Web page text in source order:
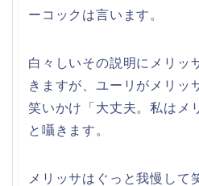
ーコックは言います。
白々しいその説明にメリッ
きますが、ユーリがメリッ
笑いかけ「大丈夫。私はメ
と囁きます。
メリッサはぐっと我慢して